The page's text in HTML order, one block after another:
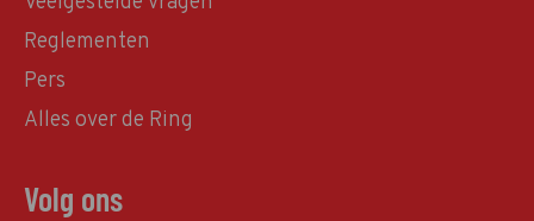
Reglementen
Pers
Alles over de Ring
Volg ons